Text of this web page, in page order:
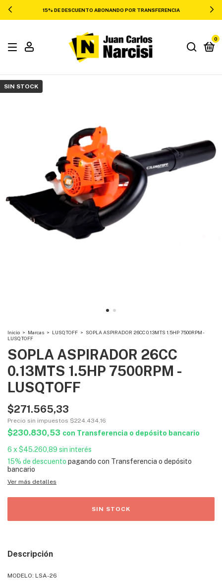
15% DE DESCUENTO ABONANDO POR TRANSFERENCIA
0
SIN STOCK
Inicio > Marcas > LUSQTOFF > SOPLA ASPIRADOR 26CC 0.13MTS 1.5HP 7500RPM -
LUSQTOFF
SOPLA ASPIRADOR 26CC
0.13MTS 1.5HP 7500RPM -
LUSQTOFF
$271.565,33
Precio sin impuestos $224.434,16
$230.830,53 con Transferencia o depósito bancario
6 x $45.260,89 sin interés
15% de descuento pagando con Transferencia o depósito
bancario
Ver más detalles
Descripción
MODELO: LSA-26